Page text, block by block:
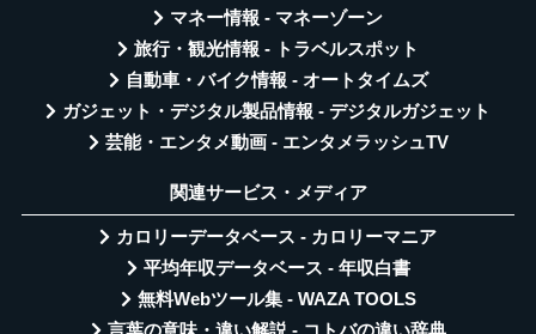
マネー情報 - マネーゾーン
旅行・観光情報 - トラベルスポット
自動車・バイク情報 - オートタイムズ
ガジェット・デジタル製品情報 - デジタルガジェット
芸能・エンタメ動画 - エンタメラッシュTV
関連サービス・メディア
カロリーデータベース - カロリーマニア
平均年収データベース - 年収白書
無料Webツール集 - WAZA TOOLS
言葉の意味・違い解説 - コトバの違い辞典